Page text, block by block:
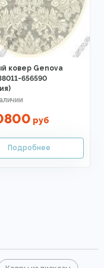
ковер Genova
656590
руб